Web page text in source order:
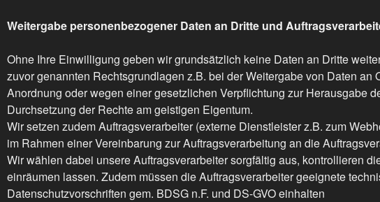
Weitergabe personenbezogener Daten an Dritte und
Ohne Ihre Einwilligung geben wir grundsätzlich keine Daten an Dritte
zuvor genannten Rechtsgrundlagen z.B. bei der Weitergabe von Daten
Anordnung oder wegen einer gesetzlichen Verpflichtung zur Herausgabe
Durchsetzung der Rechte am geistigen Eigentum.
Wir setzen zudem Auftragsverarbeiter (externe Dienstleister z.B. zum
im Rahmen einer Vereinbarung zur Auftragsverarbeitung an die
Wir wählen dabei unsere Auftragsverarbeiter sorgfältig aus, kontrollieren
einräumen lassen. Zudem müssen die Auftragsverarbeiter geeignete
Datenschutzvorschriften gem. BDSG n.F. und DS-GVO einhalten